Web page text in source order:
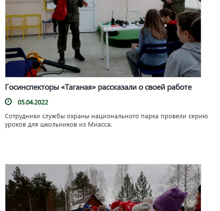
Госинспекторы «Таганая» рассказали о своей работе
05.04.2022
Сотрудники службы охраны национального парка провели серию
уроков для школьников из Миасса.